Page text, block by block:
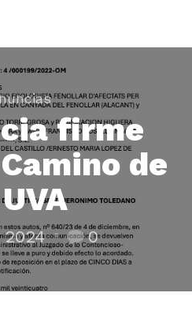
firme
de
0